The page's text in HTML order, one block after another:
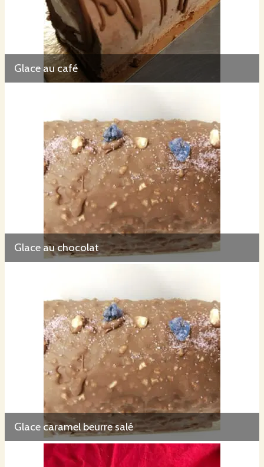
Glace au café
Glace au chocolat
Glace caramel beurre salé